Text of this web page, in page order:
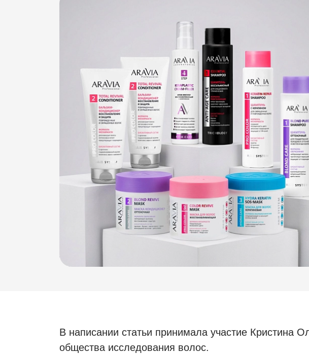
В написании статьи принимала участие Кристина
общества исследования волос.